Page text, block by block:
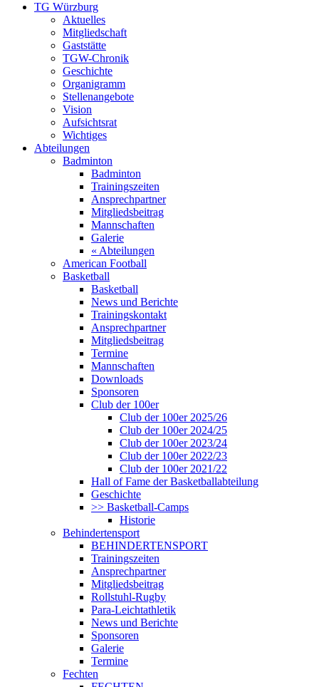
TG Würzburg
Aktuelles
Mitgliedschaft
Gaststätte
TGW-Chronik
Geschichte
Organigramm
Stellenangebote
Vision
Aufsichtsrat
Wichtiges
Abteilungen
Badminton
Badminton
Trainingszeiten
Ansprechpartner
Mitgliedsbeitrag
Mannschaften
Galerie
« Abteilungen
American Football
Basketball
Basketball
News und Berichte
Trainingskontakt
Ansprechpartner
Mitgliedsbeitrag
Termine
Mannschaften
Downloads
Sponsoren
Club der 100er
Club der 100er 2025/26
Club der 100er 2024/25
Club der 100er 2023/24
Club der 100er 2022/23
Club der 100er 2021/22
Hall of Fame der Basketballabteilung
Geschichte
>> Basketball-Camps
Historie
Behindertensport
BEHINDERTENSPORT
Trainingszeiten
Ansprechpartner
Mitgliedsbeitrag
Rollstuhl-Rugby
Para-Leichtathletik
News und Berichte
Sponsoren
Galerie
Termine
Fechten